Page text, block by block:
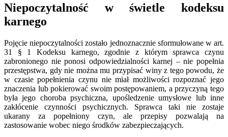
Niepoczytalność w świetle kodeksu
karnego
Pojęcie niepoczytalności zostało jednoznacznie sformułowane w art.
31 § 1 Kodeksu karnego, zgodnie z którym sprawca czynu
zabronionego nie ponosi odpowiedzialności karnej – nie popełnia
przestępstwa, gdy nie można mu przypisać winy z tego powodu, że
w czasie popełnienia czynu nie miał możliwości rozpoznać jego
znaczenia lub pokierować swoim postępowaniem, a przyczyną tego
była jego choroba psychiczna, upośledzenie umysłowe lub inne
zakłócenie czynności psychicznych. Sprawca taki nie zostaje
ukarany za popełniony czyn, ale przepisy pozwalają na
zastosowanie wobec niego środków zabezpieczających.